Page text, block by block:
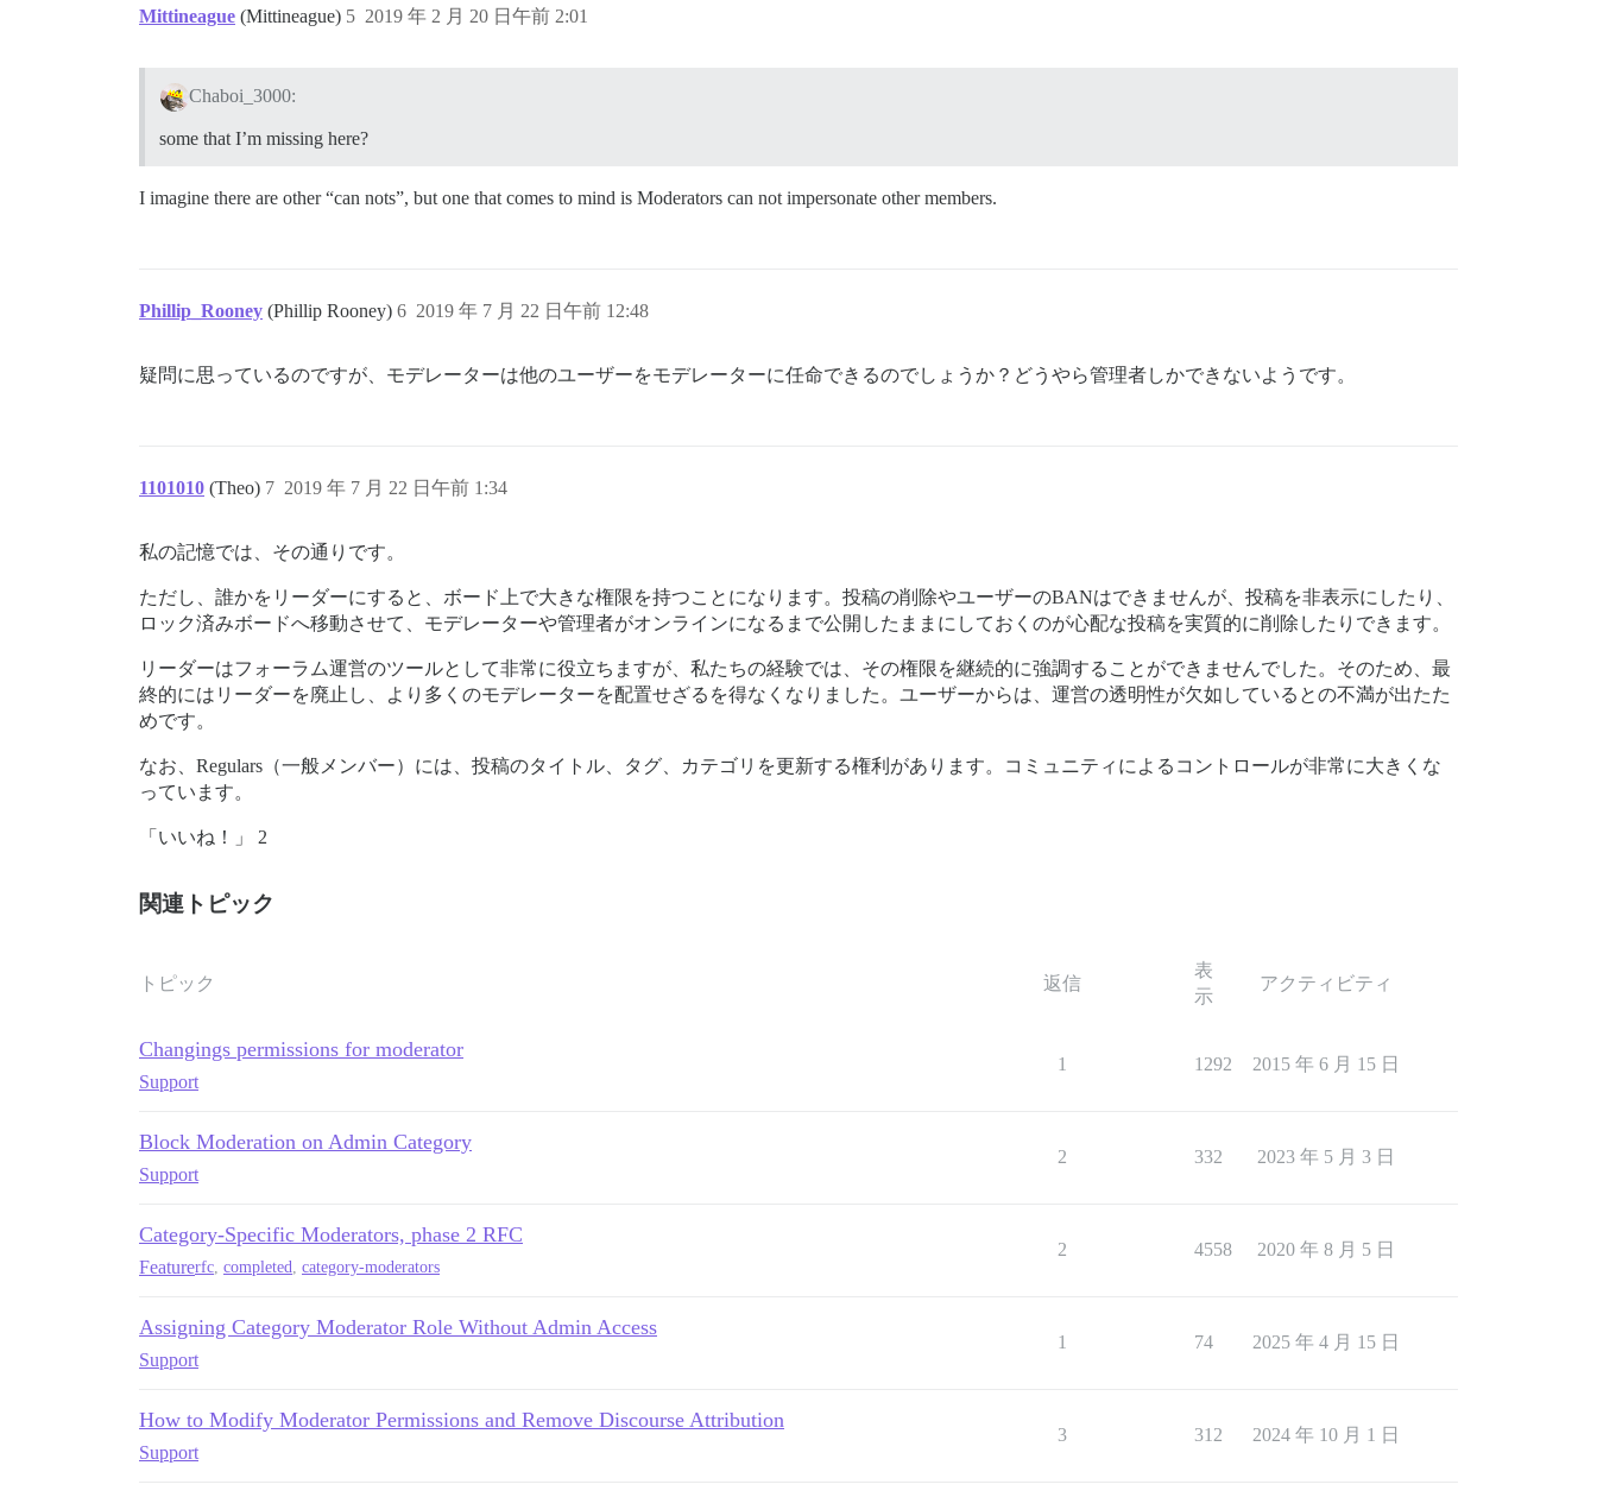
Mittineague (Mittineague) 2019 年 2 月 20 日午前 2:01
5
Chaboi_3000:
some that I’m missing here?
I imagine there are other “can nots”, but one that comes to mind is Moderators can not impersonate other members.
Phillip_Rooney (Phillip Rooney) 2019 年 7 月 22 日午前 12:48
6
疑問に思っているのですが、モデレーターは他のユーザーをモデレーターに任命できるのでしょうか？どうやら管理者しかできないようです。
1101010 (Theo) 2019 年 7 月 22 日午前 1:34
7
私の記憶では、その通りです。
ただし、誰かをリーダーにすると、ボード上で大きな権限を持つことになります。投稿の削除やユーザーのBANはできませんが、投稿を非表示にしたり、
ロック済みボードへ移動させて、モデレーターや管理者がオンラインになるまで公開したままにしておくのが心配な投稿を実質的に削除したりできます。
リーダーはフォーラム運営のツールとして非常に役立ちますが、私たちの経験では、その権限を継続的に強調することができませんでした。そのため、最
終的にはリーダーを廃止し、より多くのモデレーターを配置せざるを得なくなりました。ユーザーからは、運営の透明性が欠如しているとの不満が出たた
めです。
なお、Regulars（一般メンバー）には、投稿のタイトル、タグ、カテゴリを更新する権利があります。コミュニティによるコントロールが非常に大きくな
っています。
「いいね！」 2
関連トピック
トピック 返信
表
示
アクティビティ
Changings permissions for moderator
Support
1 1292 2015 年 6 月 15 日
Block Moderation on Admin Category
Support
2 332 2023 年 5 月 3 日
Category-Specific Moderators, phase 2 RFC
Featurerfc, completed, category-moderators
2 4558 2020 年 8 月 5 日
Assigning Category Moderator Role Without Admin Access
Support
1 74 2025 年 4 月 15 日
How to Modify Moderator Permissions and Remove Discourse Attribution
Support
3 312 2024 年 10 月 1 日